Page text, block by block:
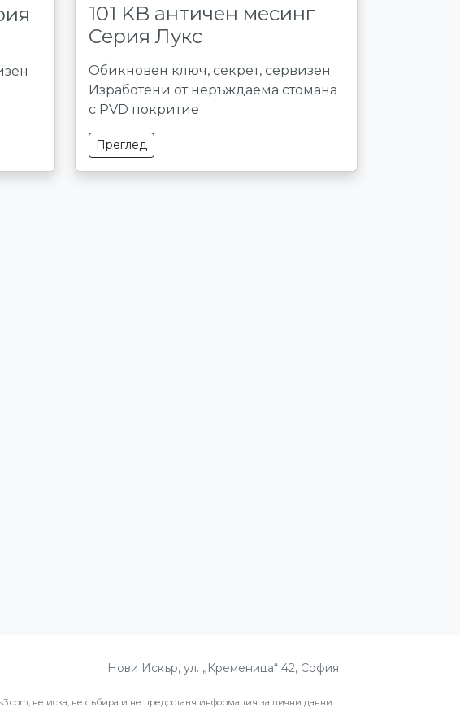
101 KB античен месинг
Серия Лукс
Обикновен ключ, секрет, сервизен
Изработени от неръждаема стомана
с PVD покритие
Преглед
Нови Искър, ул. „Кременица“ 42, София
не иска, не събира и не предоставя информация за лични данни.